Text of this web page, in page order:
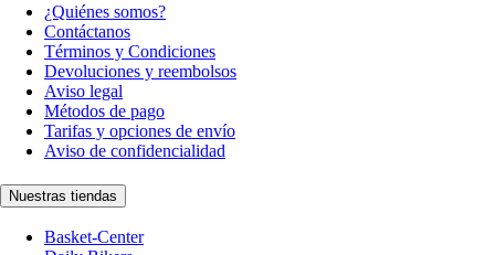
¿Quiénes somos?
Contáctanos
Términos y Condiciones
Devoluciones y reembolsos
Aviso legal
Métodos de pago
Tarifas y opciones de envío
Aviso de confidencialidad
Nuestras tiendas
Basket-Center